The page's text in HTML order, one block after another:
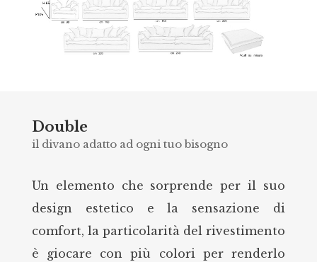
Double
il divano adatto ad ogni tuo bisogno
Un elemento che sorprende per il suo
design estetico e la sensazione di
comfort, la particolarità del rivestimento
è giocare con più colori per renderlo